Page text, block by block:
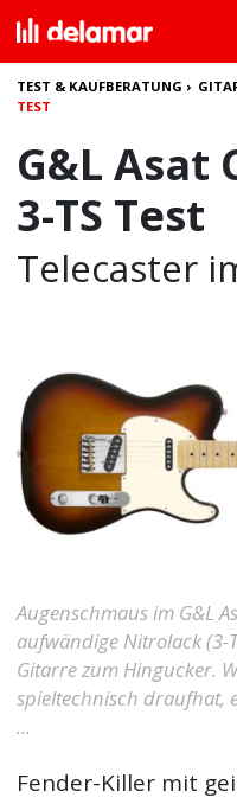
TEST & KAUFBERATUNG ›
TEST
G&L Asat
3-TS Test
Telecaster
Augenschmaus im G&L
aufwändige Nitrolack (3-
Gitarre zum Hingucker.
spieltechnisch draufhat,
...
Fender-Killer mit